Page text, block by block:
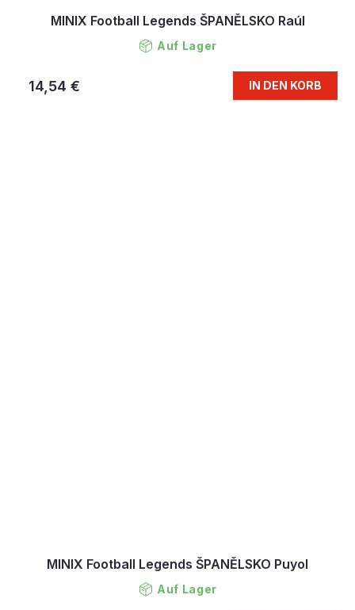
MINIX Football Legends ŠPANĚLSKO Raúl
Auf Lager
14,54 € IN DEN KORB
MINIX Football Legends ŠPANĚLSKO Puyol
Auf Lager